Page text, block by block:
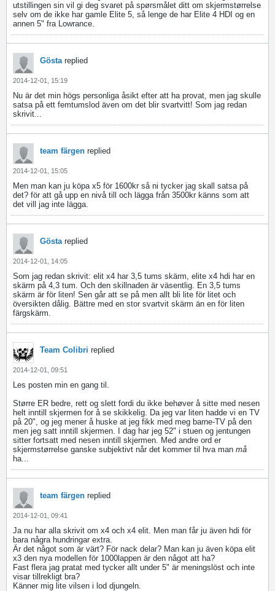
utstillingen sin vil gi deg svaret på spørsmålet ditt om skjermstørrelse
selv om de ikke har gamle Elite 5, så lenge de har Elite 4 HDI og en
annen 5" fra Lowrance.
Göstareplied
2014-12-01, 15:19
Nu är det min högs personliga åsikt efter att ha provat, men jag skulle
satsa på ett femtumslod även om det blir svartvitt! Som jag redan
skrivit...
team färgen replied
2014-12-01, 15:05
Men man kan ju köpa x5 för 1600kr så ni tycker jag skall satsa på
det? för att gå upp en nivå till och lägga från 3500kr känns som att
det vill jag inte lägga.
Göstareplied
2014-12-01, 14:05
Som jag redan skrivit: elit x4 har 3,5 tums skärm, elite x4 hdi har en
skärm på 4,3 tum. Och den skillnaden är väsentlig. En 3,5 tums
skärm är för liten! Sen går att se på men allt bli lite för litet och
översikten dålig. Bättre med en stor svartvit skärm än en för liten
färgskärm.
Team Colibri replied
2014-12-01, 09:51
Les posten min en gang til.
Større ER bedre, rett og slett fordi du ikke behøver å sitte med nesen
helt inntill skjermen for å se skikkelig. Da jeg var liten hadde vi en TV
på 20", og jeg mener å huske at jeg fikk med meg barne-TV på den
men jeg satt inntill skjermen. I dag har jeg 52" i stuen og jentungen
sitter fortsatt med nesen inntill skjermen. Med andre ord er
skjermstørrelse ganske subjektivt når det kommer til hva man må
ha...
team färgen replied
2014-12-01, 09:41
Ja nu har alla skrivit om x4 och x4 elit. Men man får ju även hdi för
bara några hundringar extra.
Är det något som är värt? För nack delar? Man kan ju även köpa elit
x3 den nya modellen för 1000lappen är den något att ha?
Fast flera jag pratat med tycker allt under 5" är meningslöst och inte
visar tillrekligt bra?
Känner mig lite vilsen i lod djungeln.